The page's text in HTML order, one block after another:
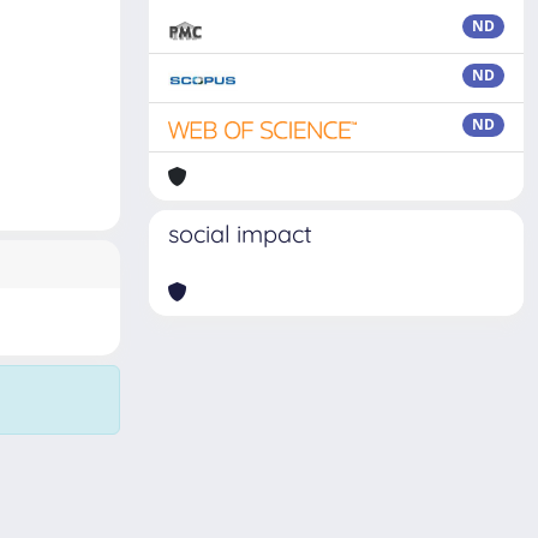
ND
ND
ND
social impact